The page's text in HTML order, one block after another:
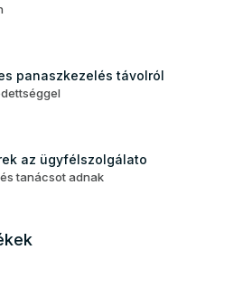
panaszkezelés távolról
az ügyfélszolgálato
tanácsot adnak